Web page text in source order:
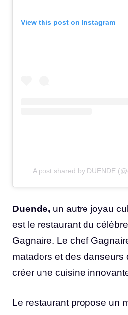
View this post on Instagram
A post shared by DUENDE
Duende, un autre joyau
est le restaurant du
Gagnaire. Le chef
matadors et des danseurs
créer une cuisine
Le restaurant propose un